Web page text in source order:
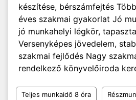
készítése, bérszámfejtés Több
éves szakmai gyakorlat Jó
jó munkahelyi légkör,
Versenyképes jövedelem,
szakmai fejlődés Nagy
rendelkező könyvelőiroda
Teljes munkaidő 8 óra